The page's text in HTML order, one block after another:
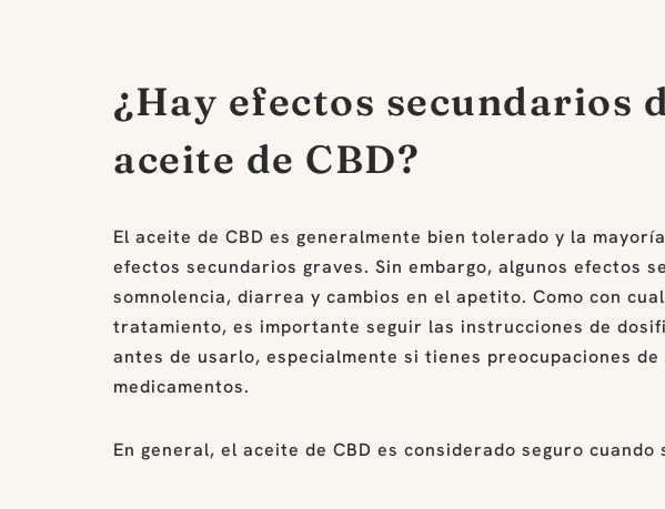
¿Hay efectos secundarios
aceite de CBD?
El aceite de CBD es generalmente bien tolerado y la
efectos secundarios graves. Sin embargo, algunos efectos
somnolencia, diarrea y cambios en el apetito. Como con
tratamiento, es importante seguir las instrucciones de
antes de usarlo, especialmente si tienes preocupaciones
medicamentos.
En general, el aceite de CBD es considerado seguro